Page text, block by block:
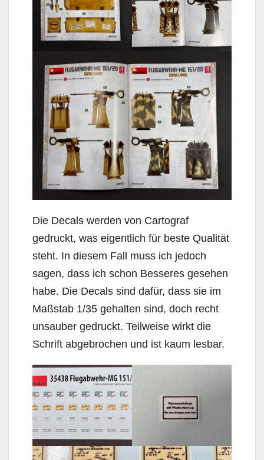
Die Decals werden von Cartograf
gedruckt, was eigentlich für beste Qualität
steht. In diesem Fall muss ich jedoch
sagen, dass ich schon Besseres gesehen
habe. Die Decals sind dafür, dass sie im
Maßstab 1/35 gehalten sind, doch recht
unsauber gedruckt. Teilweise wirkt die
Schrift abgebrochen und ist kaum lesbar.